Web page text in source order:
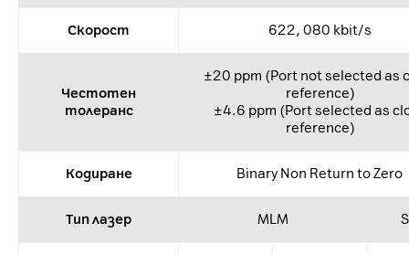
Скорост 622, 080 kbit/s
Честотен
толеранс
±20 ppm (Port not selected as
reference)
±4.6 ppm (Port selected as
reference)
Кодиране Binary Non Return to Zero
Тип лазер MLM